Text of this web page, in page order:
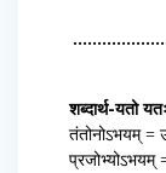
शब्दार्थ-यतो यतः
तंतोनोऽभयम्
प्रजोभ्योऽभयम्